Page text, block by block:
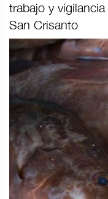
trabajo y
San Crisanto